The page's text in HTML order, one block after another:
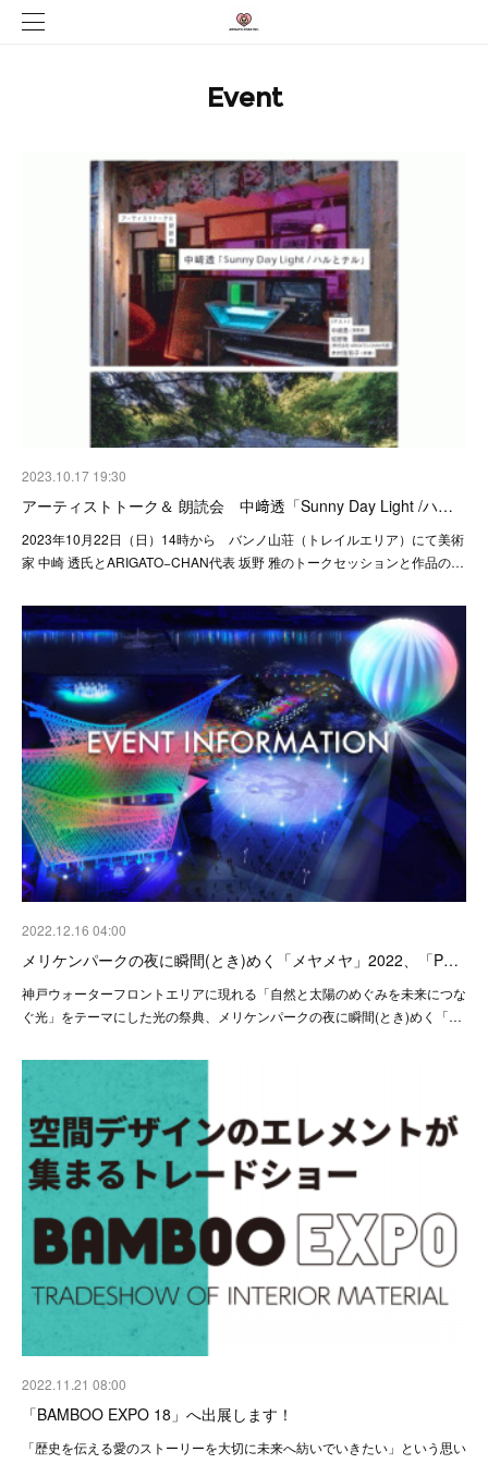
Event
2023.10.17 19:30
アーティストトーク＆ 朗読会 中﨑透「Sunny Day Light /ハ…
2023年10月22日（日）14時から バンノ山荘（トレイルエリア）にて美術
家 中崎 透氏とARIGATO−CHAN代表 坂野 雅のトークセッションと作品の…
2022.12.16 04:00
メリケンパークの夜に瞬間(とき)めく「メヤメヤ」2022、「P…
神戸ウォーターフロントエリアに現れる「自然と太陽のめぐみを未来につな
ぐ光」をテーマにした光の祭典、メリケンパークの夜に瞬間(とき)めく「…
2022.11.21 08:00
「BAMBOO EXPO 18」へ出展します！
「歴史を伝える愛のストーリーを大切に未来へ紡いでいきたい」という思い